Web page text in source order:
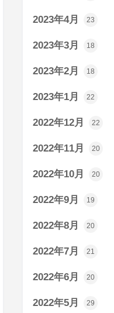
2023年4月 23
2023年3月 18
2023年2月 18
2023年1月 22
2022年12月 22
2022年11月 20
2022年10月 20
2022年9月 19
2022年8月 20
2022年7月 21
2022年6月 20
2022年5月 29